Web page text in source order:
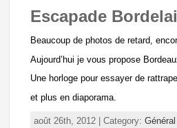
Escapade
Beaucoup de photos de retard,
Aujourd’hui je vous propose
Une horloge pour essayer de
et plus en diaporama.
août 26th, 2012 | Category: Général